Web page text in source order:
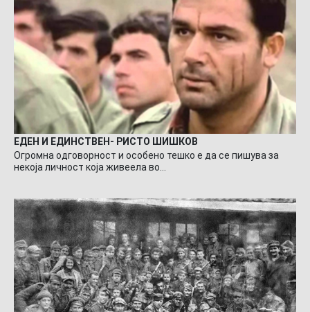
ЕДЕН И ЕДИНСТВЕН- РИСТО ШИШКОВ
Огромна одговорност и особено тешко е да се пишува за
некоја личност која живеела во…